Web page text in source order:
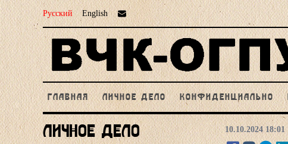
Русский English
ГЛАВНАЯ ЛИЧНОЕ ДЕЛО КОНФИДЕНЦИАЛЬНО
Личное Дело 10.10.2024 18:01